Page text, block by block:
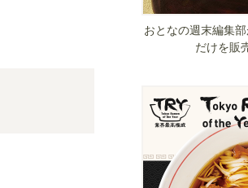
おとなの週末編集
だけを販